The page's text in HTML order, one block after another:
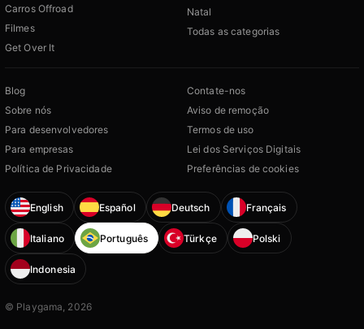
Carros Offroad
Filmes
Get Over It
Natal
Todas as categorias
Blog
Sobre nós
Para desenvolvedores
Para empresas
Política de Privacidade
Contate-nos
Aviso de remoção
Termos de uso
Lei dos Serviços Digitais
Preferências de cookies
English Español Deutsch Français
Italiano Português Türkçe Polski
Indonesia
© Playgama, 2026